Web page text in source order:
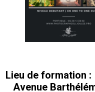
Lieu de formation :
Avenue